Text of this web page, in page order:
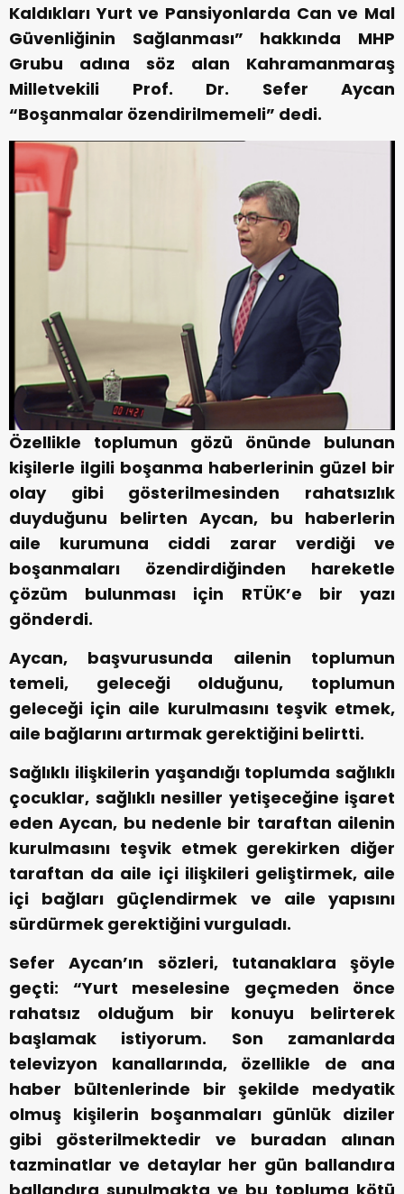
Kaldıkları Yurt ve Pansiyonlarda Can ve Mal
Güvenliğinin Sağlanması” hakkında MHP
Grubu adına söz alan Kahramanmaraş
Milletvekili Prof. Dr. Sefer Aycan
“Boşanmalar özendirilmemeli” dedi.
Özellikle toplumun gözü önünde bulunan
kişilerle ilgili boşanma haberlerinin güzel bir
olay gibi gösterilmesinden rahatsızlık
duyduğunu belirten Aycan, bu haberlerin
aile kurumuna ciddi zarar verdiği ve
boşanmaları özendirdiğinden hareketle
çözüm bulunması için RTÜK’e bir yazı
gönderdi.
Aycan, başvurusunda ailenin toplumun
temeli, geleceği olduğunu, toplumun
geleceği için aile kurulmasını teşvik etmek,
aile bağlarını artırmak gerektiğini belirtti.
Sağlıklı ilişkilerin yaşandığı toplumda sağlıklı
çocuklar, sağlıklı nesiller yetişeceğine işaret
eden Aycan, bu nedenle bir taraftan ailenin
kurulmasını teşvik etmek gerekirken diğer
taraftan da aile içi ilişkileri geliştirmek, aile
içi bağları güçlendirmek ve aile yapısını
sürdürmek gerektiğini vurguladı.
Sefer Aycan’ın sözleri, tutanaklara şöyle
geçti: “Yurt meselesine geçmeden önce
rahatsız olduğum bir konuyu belirterek
başlamak istiyorum. Son zamanlarda
televizyon kanallarında, özellikle de ana
haber bültenlerinde bir şekilde medyatik
olmuş kişilerin boşanmaları günlük diziler
gibi gösterilmektedir ve buradan alınan
tazminatlar ve detaylar her gün ballandıra